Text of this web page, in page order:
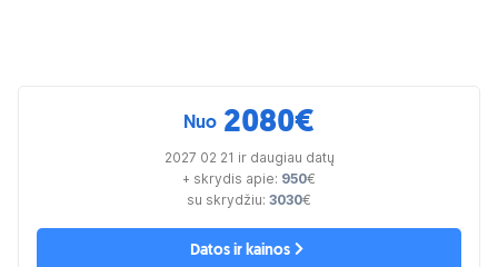
Nuo 2080€
2027 02 21 ir daugiau datų
+ skrydis apie: 950€
su skrydžiu: 3030€
Datos ir kainos